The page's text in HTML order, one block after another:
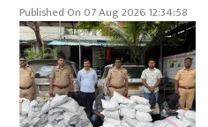
Published On 07 Aug 2026 12:34:58